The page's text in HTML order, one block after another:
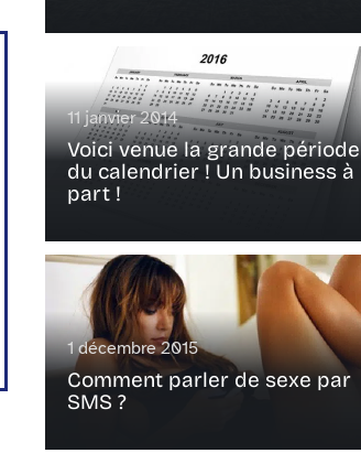
11 janvier 2014
Voici venue la grande période
du calendrier ! Un business à
part !
1 décembre 2015
Comment parler de sexe par
SMS ?